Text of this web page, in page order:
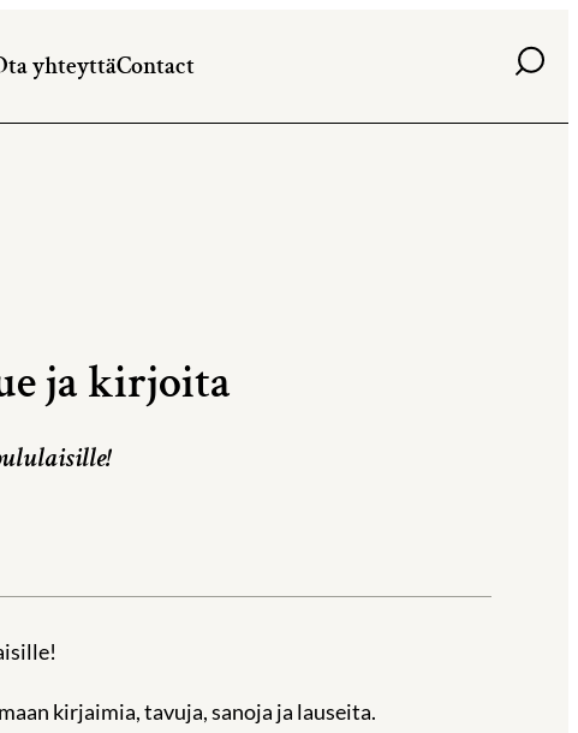
yhteyttäContact Haku
ja kirjoita
kirjaimia, tavuja, sanoja ja lauseita.